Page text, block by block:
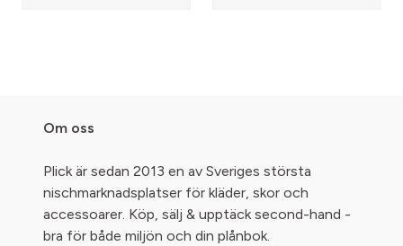
Om oss
Plick är sedan 2013 en av Sveriges största
nischmarknadsplatser för kläder, skor och
accessoarer. Köp, sälj & upptäck second-hand -
bra för både miljön och din plånbok.